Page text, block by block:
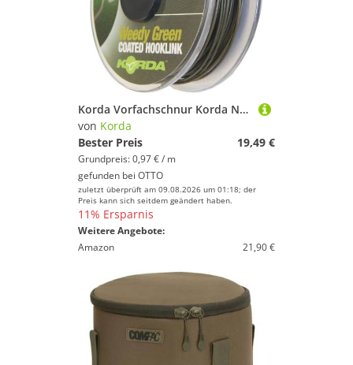
Korda Vorfachschnur Korda N-TRAP Semi Stiff 20m - Vorfachschnur, 15 m Länge, (20-St)
von Korda
Bester Preis
19,49 €
Grundpreis: 0,97 € / m
gefunden bei OTTO
zuletzt überprüft am 09.08.2026 um 01:18; der
Preis kann sich seitdem geändert haben.
11% Ersparnis
Weitere Angebote:
Amazon
21,90 €